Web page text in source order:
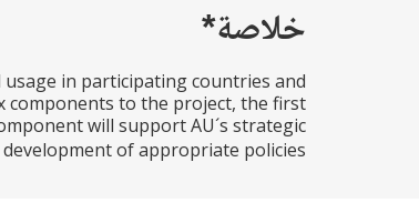
خلاصة*
usage in participating countries and
components to the project, the first
will support AU´s strategic
of appropriate policies...